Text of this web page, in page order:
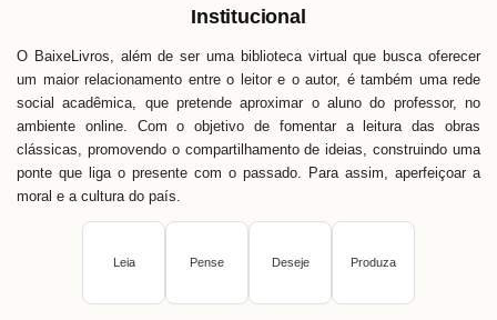
Institucional
O BaixeLivros, além de ser uma biblioteca virtual que busca oferecer
um maior relacionamento entre o leitor e o autor, é também uma rede
social acadêmica, que pretende aproximar o aluno do professor, no
ambiente online. Com o objetivo de fomentar a leitura das obras
clássicas, promovendo o compartilhamento de ideias, construindo uma
ponte que liga o presente com o passado. Para assim, aperfeiçoar a
moral e a cultura do país.
Leia Pense Deseje Produza